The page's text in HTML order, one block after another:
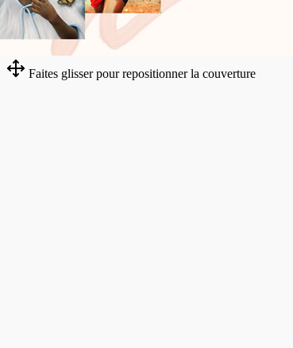
Faites glisser pour repositionner la couverture